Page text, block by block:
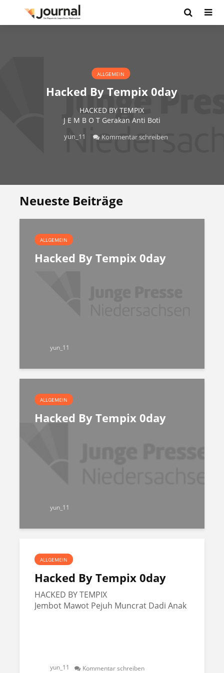
ALLGEMEIN
Hacked By Tempix 0day
HACKED BY TEMPIX
J E M B O T Gerakan Anti Boti
yun_11 Kommentar schreiben
Neueste Beiträge
ALLGEMEIN
Hacked By Tempix 0day
yun_11
ALLGEMEIN
Hacked By Tempix 0day
yun_11
ALLGEMEIN
Hacked By Tempix 0day
HACKED BY TEMPIX
Jembot Mawot Pejuh Muncrat Dadi Anak
yun_11 Kommentar schreiben